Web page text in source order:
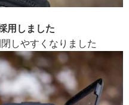
用しました
しやすくなりました